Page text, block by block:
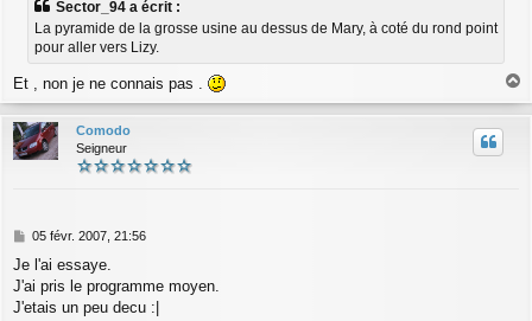
e
Sector_94 a écrit :
La pyramide de la grosse usine au dessus de Mary, à coté du rond point
pour aller vers Lizy.
Et , non je ne connais pas .
a
u
Comodo
Seigneur
M
s
s
a
05 févr. 2007, 21:56
Je l'ai essaye.
J'ai pris le programme moyen.
J'etais un peu decu :|